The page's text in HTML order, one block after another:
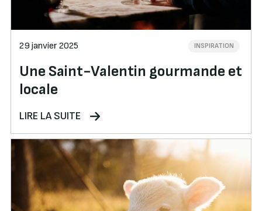
29 janvier 2025 INSPIRATION
Une Saint-Valentin gourmande et
locale
LIRE LA SUITE